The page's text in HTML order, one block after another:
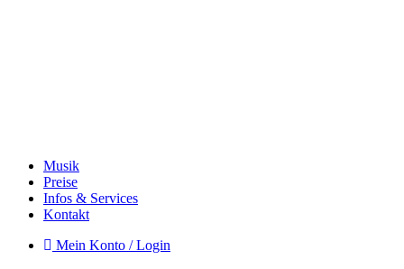
Musik
Preise
Infos & Services
Kontakt
Mein Konto / Login